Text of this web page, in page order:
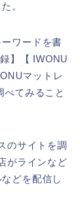
。
ワードを書
】【 IWONU
マットレ
べてみること
のサイトを調
がラインなど
どを配信し